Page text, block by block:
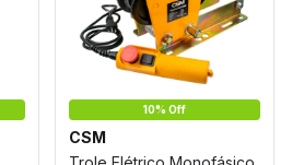
10% Off
CSM